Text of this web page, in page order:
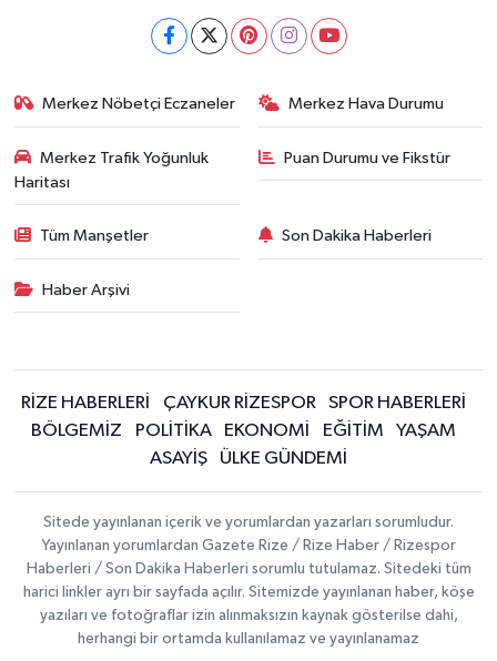
Merkez Nöbetçi Eczaneler Merkez Hava Durumu
Merkez Trafik Yoğunluk
Haritası
Puan Durumu ve Fikstür
Tüm Manşetler Son Dakika Haberleri
Haber Arşivi
RİZE HABERLERİ ÇAYKUR RİZESPOR
SPOR HABERLERİ
BÖLGEMİZ
POLİTİKA EKONOMİ EĞİTİM
YAŞAM
ASAYİŞ
ÜLKE GÜNDEMİ
Sitede yayınlanan içerik ve yorumlardan yazarları sorumludur.
Yayınlanan yorumlardan Gazete Rize / Rize Haber / Rizespor
Haberleri / Son Dakika Haberleri sorumlu tutulamaz. Sitedeki tüm
harici linkler ayrı bir sayfada açılır. Sitemizde yayınlanan haber, köşe
yazıları ve fotoğraflar izin alınmaksızın kaynak gösterilse dahi,
herhangi bir ortamda kullanılamaz ve yayınlanamaz